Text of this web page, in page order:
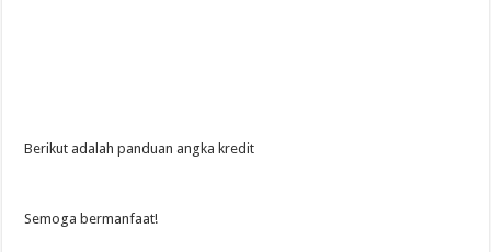
Berikut adalah panduan angka kredit
Semoga bermanfaat!